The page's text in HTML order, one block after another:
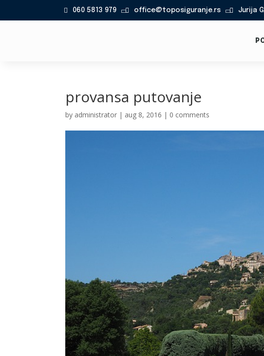
060 5813 979  office@toposiguranje.rs  Jurija
provansa putovanje
by administrator | aug 8, 2016 | 0 comments